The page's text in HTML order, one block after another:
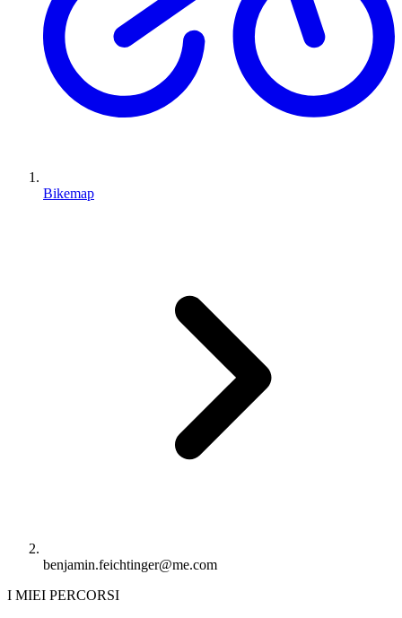
Bikemap
benjamin.feichtinger@me.com
I MIEI PERCORSI